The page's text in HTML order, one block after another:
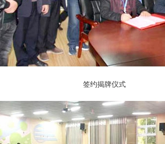
签约揭牌仪式